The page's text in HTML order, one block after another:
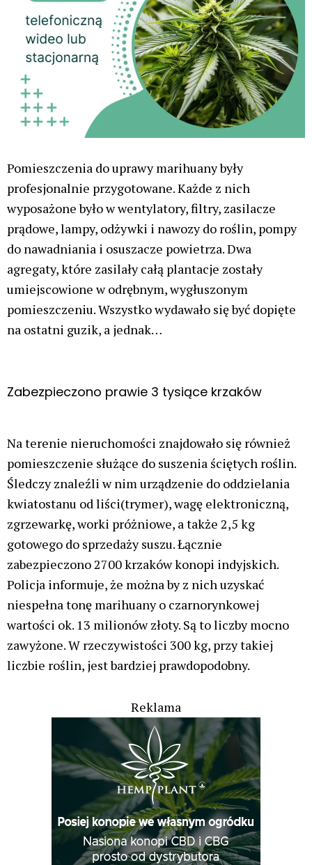
Pomieszczenia do uprawy marihuany były
profesjonalnie przygotowane. Każde z nich
wyposażone było w wentylatory, filtry, zasilacze
prądowe, lampy, odżywki i nawozy do roślin, pompy
do nawadniania i osuszacze powietrza. Dwa
agregaty, które zasilały całą plantacje zostały
umiejscowione w odrębnym, wygłuszonym
pomieszczeniu. Wszystko wydawało się być dopięte
na ostatni guzik, a jednak…
Zabezpieczono prawie 3 tysiące krzaków
Na terenie nieruchomości znajdowało się również
pomieszczenie służące do suszenia ściętych roślin.
Śledczy znaleźli w nim urządzenie do oddzielania
kwiatostanu od liści(trymer), wagę elektroniczną,
zgrzewarkę, worki próżniowe, a także 2,5 kg
gotowego do sprzedaży suszu. Łącznie
zabezpieczono 2700 krzaków konopi indyjskich.
Policja informuje, że można by z nich uzyskać
niespełna tonę marihuany o czarnorynkowej
wartości ok. 13 milionów złoty. Są to liczby mocno
zawyżone. W rzeczywistości 300 kg, przy takiej
liczbie roślin, jest bardziej prawdopodobny.
Reklama